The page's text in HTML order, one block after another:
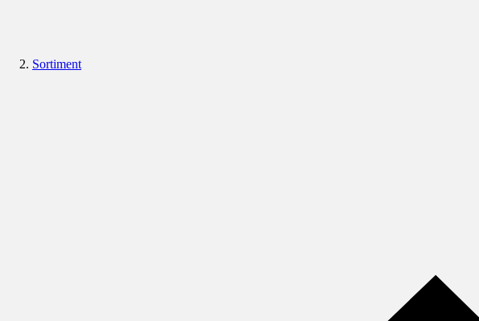
Sortiment